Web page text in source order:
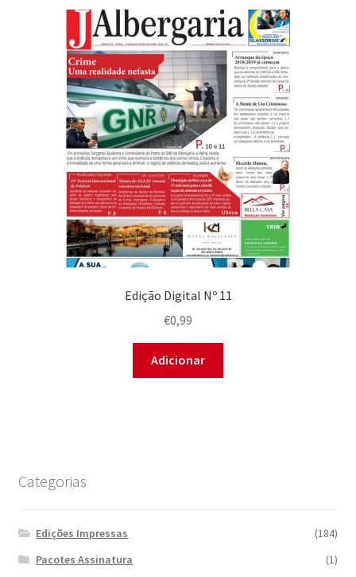
Edição Digital Nº 11
€0,99
Adicionar
Categorias
Edições Impressas
(184)
Pacotes Assinatura
(1)